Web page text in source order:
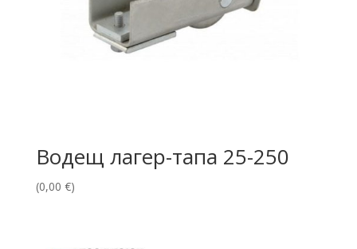
Водещ лагер-тапа 25-250
(0,00 €)